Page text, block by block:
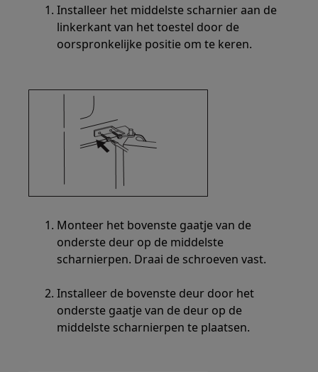
Installeer het middelste scharnier aan de
linkerkant van het toestel door de
oorspronkelijke positie om te keren.
Monteer het bovenste gaatje van de
onderste deur op de middelste
scharnierpen. Draai de schroeven vast.
Installeer de bovenste deur door het
onderste gaatje van de deur op de
middelste scharnierpen te plaatsen.